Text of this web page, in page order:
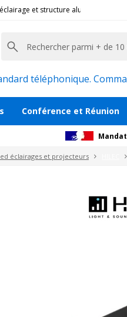
et structure alu pour
téléphonique.
Conférence et Réunion
éclairages et projecteurs